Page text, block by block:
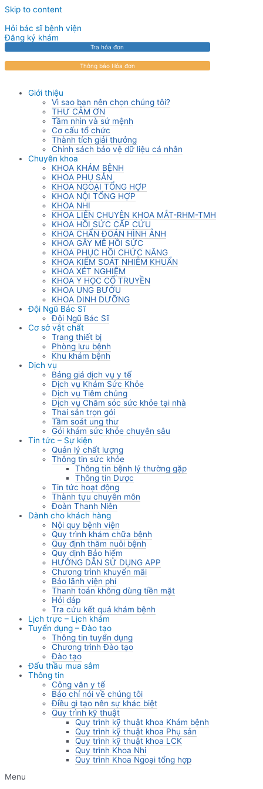
Skip to content
Hỏi bác sĩ bệnh viện
Đăng ký khám
Tra hóa đơn
Thông báo Hóa đơn
Giới thiệu
Vì sao bạn nên chọn chúng tôi?
THƯ CẢM ƠN
Tầm nhìn và sứ mệnh
Cơ cấu tổ chức
Thành tích giải thưởng
Chính sách bảo vệ dữ liệu cá nhân
Chuyên khoa
KHOA KHÁM BỆNH
KHOA PHỤ SẢN
KHOA NGOẠI TỔNG HỢP
KHOA NỘI TỔNG HỢP
KHOA NHI
KHOA LIÊN CHUYÊN KHOA MẮT-RHM-TMH
KHOA HỒI SỨC CẤP CỨU
KHOA CHẨN ĐOÁN HÌNH ẢNH
KHOA GÂY MÊ HỒI SỨC
KHOA PHỤC HỒI CHỨC NĂNG
KHOA KIỂM SOÁT NHIỄM KHUẨN
KHOA XÉT NGHIỆM
KHOA Y HỌC CỔ TRUYỀN
KHOA UNG BƯỚU
KHOA DINH DƯỠNG
Đội Ngũ Bác Sĩ
Đội Ngũ Bác Sĩ
Cơ sở vật chất
Trang thiết bị
Phòng lưu bệnh
Khu khám bệnh
Dịch vụ
Bảng giá dịch vụ y tế
Dịch vụ Khám Sức Khỏe
Dịch vụ Tiêm chủng
Dịch vụ Chăm sóc sức khỏe tại nhà
Thai sản trọn gói
Tầm soát ung thư
Gói khám sức khỏe chuyên sâu
Tin tức – Sự kiện
Quản lý chất lượng
Thông tin sức khỏe
Thông tin bệnh lý thường gặp
Thông tin Dược
Tin tức hoạt động
Thành tựu chuyên môn
Đoàn Thanh Niên
Dành cho khách hàng
Nội quy bệnh viện
Quy trình khám chữa bệnh
Quy định thăm nuôi bệnh
Quy định Bảo hiểm
HƯỚNG DẪN SỬ DỤNG APP
Chương trình khuyến mãi
Bảo lãnh viện phí
Thanh toán không dùng tiền mặt
Hỏi đáp
Tra cứu kết quả khám bệnh
Lịch trực – Lịch khám
Tuyển dụng – Đào tạo
Thông tin tuyển dụng
Chương trình Đào tạo
Đào tạo
Đấu thầu mua sắm
Thông tin
Công văn y tế
Báo chí nói về chúng tôi
Điều gì tạo nên sự khác biệt
Quy trình kỹ thuật
Quy trình kỹ thuật khoa Khám bệnh
Quy trình kỹ thuật khoa Phụ sản
Quy trình kỹ thuật khoa LCK
Quy trình Khoa Nhi
Quy trình Khoa Ngoại tổng hợp
Menu